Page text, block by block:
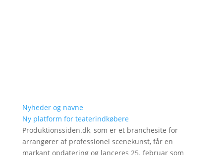
Nyheder og navne
Ny platform for teaterindkøbere
Produktionssiden.dk, som er et branchesite for
arrangører af professionel scenekunst, får en
markant opdatering og lanceres 25. februar som